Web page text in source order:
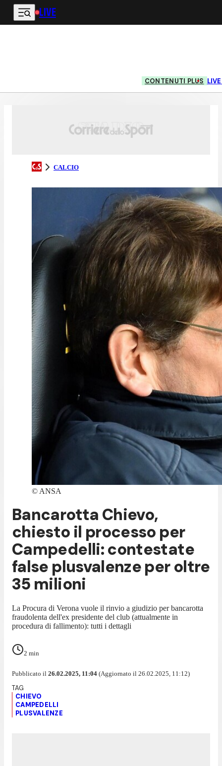
Vai al contenuto principale
LIVE
CONTENUTI PLUS
CALCIO
© ANSA
Bancarotta Chievo,
chiesto il processo per
Campedelli: contestate
false plusvalenze per oltre
35 milioni
La Procura di Verona vuole il rinvio a giudizio per bancarotta
fraudolenta dell'ex presidente del club (attualmente in
procedura di fallimento): tutti i dettagli
2 min
Pubblicato il 26.02.2025, 11:04 (Aggiornato il 26.02.2025, 11:12)
CHIEVO
CAMPEDELLI
PLUSVALENZE